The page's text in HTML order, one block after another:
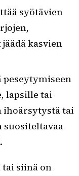
syötävien
kasvien
peseytymiseen
lapsille tai
ihoärsytystä tai
suositeltavaa
tai siinä on